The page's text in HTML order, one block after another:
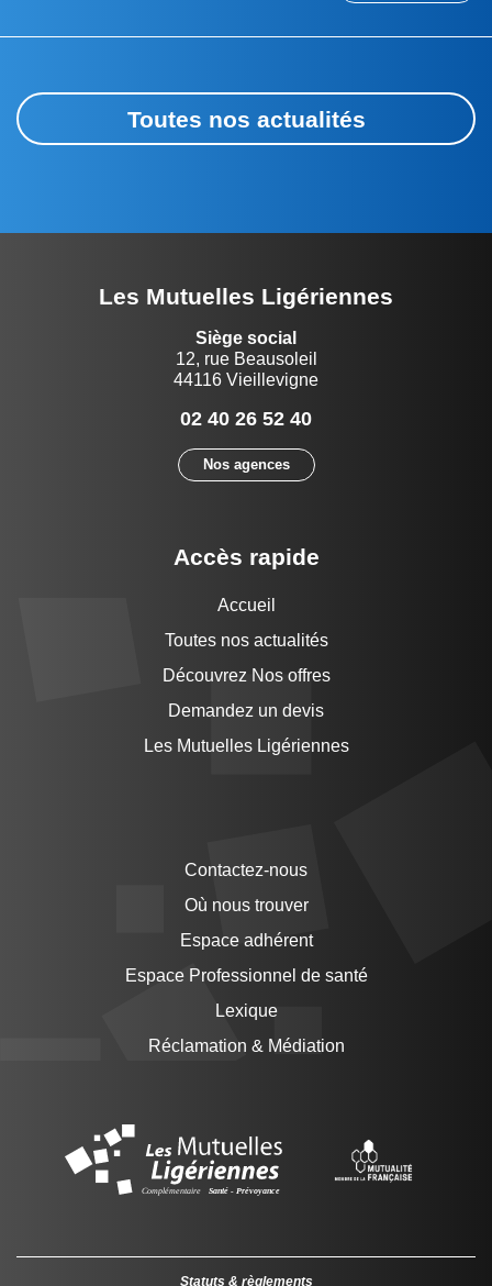
Toutes nos actualités
Les Mutuelles Ligériennes
Siège social
12, rue Beausoleil
44116 Vieillevigne
02 40 26 52 40
Nos agences
Accès rapide
Accueil
Toutes nos actualités
Découvrez Nos offres
Demandez un devis
Les Mutuelles Ligériennes
Contactez-nous
Où nous trouver
Espace adhérent
Espace Professionnel de santé
Lexique
Réclamation & Médiation
Statuts & règlements